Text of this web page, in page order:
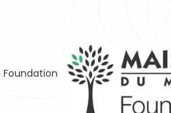
Foundation